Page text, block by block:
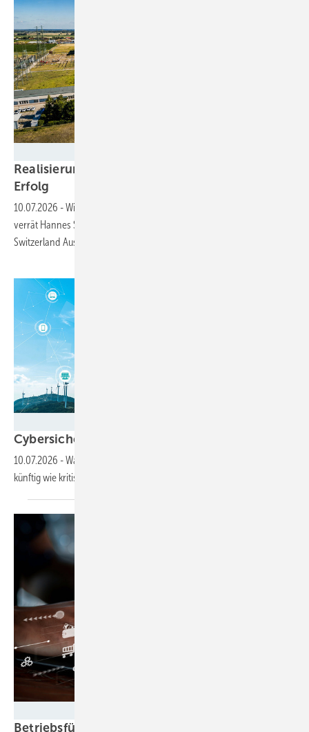
Realisierungskompetenz entscheidet über den
Erfolg
10.07.2026 -Wie die Umsetzung der Energiewende im Detail gelingt,
verrät Hannes Simon, Leiter Substations bei Spie Germany
Switzerland Austria.
Cybersicherheit ist
10.07.2026 -Warum Windparkbetreiber ihre IT- und OT-Systeme
künftig wie kritische Infrastruktur absichern
Betriebsführung heißt: Nichts dem Zufall